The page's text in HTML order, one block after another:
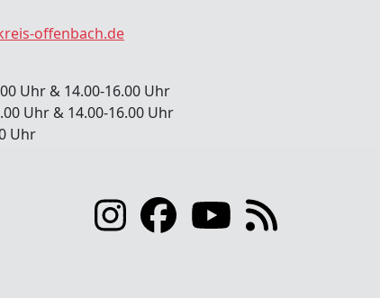
offenbach.de
Uhr & 14.00-16.00 Uhr
Uhr & 14.00-16.00 Uhr
Uhr